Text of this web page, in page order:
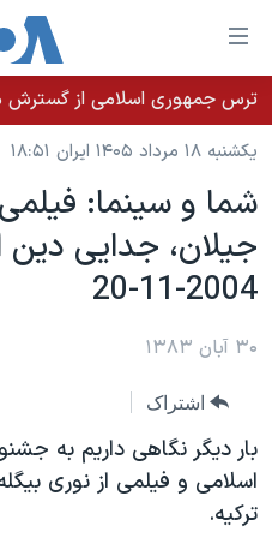
لینکهای
قابل
دسترسی
جهش
محتوای
اصلی
جهش
صفحه
جهش
جستجو
خانه
نسخه سبک وب‌سایت
موضوع ها
ایران
آمریکا
جهان
ویژه برنامه‌ها
ویدیوها
برنامه های تلویزیونی
جدول برنامه ها
صفحه‌های ویژه
۲۵۰سالگی آمریکا
بایگانی برنامه‌های تلویزیونی
فرکانس‌های صدای آمریکا
پخش رادیویی
یادگیری زبان انگلیسی
یکشنبه ۱۸ مرداد ۱۴۰۵ ایران ۱۸:۵۱
شما و سينما: فيلمی
جيلان، جدايی دين
2004-11-20
۳۰ آبان ۱۳۸۳
اشتراک
بار ديگر نگاهی داريم به
اسلامی و فيلمی از نوری
ترکيه.